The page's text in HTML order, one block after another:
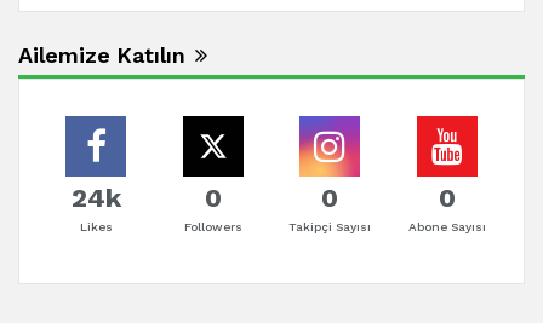
Ailemize Katılın
24k
Likes
0
Followers
0
Takipçi Sayısı
0
Abone Sayısı